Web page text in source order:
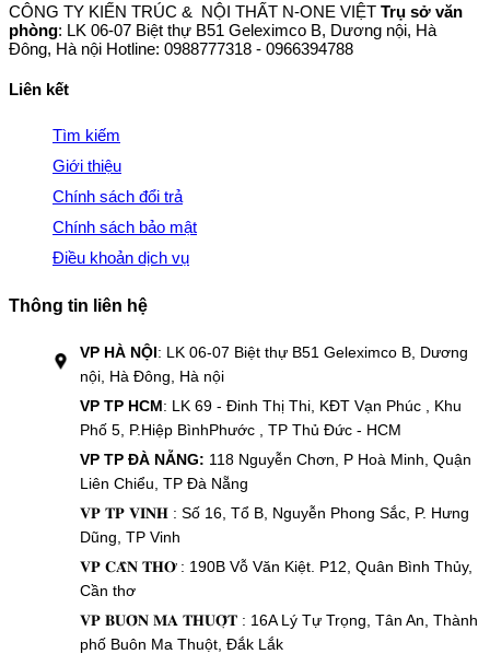
CÔNG TY KIẾN TRÚC & NỘI THẤT N-ONE VIỆT Trụ sở văn
phòng: LK 06-07 Biệt thự B51 Geleximco B, Dương nội, Hà
Đông, Hà nội Hotline: 0988777318 - 0966394788
Liên kết
Tìm kiếm
Giới thiệu
Chính sách đổi trả
Chính sách bảo mật
Điều khoản dịch vụ
Thông tin liên hệ
VP HÀ NỘI: LK 06-07 Biệt thự B51 Geleximco B, Dương
nội, Hà Đông, Hà nội
VP TP HCM: LK 69 - Đinh Thị Thi, KĐT Vạn Phúc , Khu
Phố 5, P.Hiệp BìnhPhước , TP Thủ Đức - HCM
VP TP ĐÀ NẴNG: 118 Nguyễn Chơn, P Hoà Minh, Quận
Liên Chiểu, TP Đà Nẵng
𝐕𝐏 𝐓𝐏 𝐕𝐈𝐍𝐇 : Số 16, Tổ B, Nguyễn Phong Sắc, P. Hưng
Dũng, TP Vinh
𝐕𝐏 𝐂𝐀̂̀𝐍 𝐓𝐇𝐎̛ : 190B Vỗ Văn Kiệt. P12, Quân Bình Thủy,
Cần thơ
𝐕𝐏 𝐁𝐔𝐎̂𝐍 𝐌𝐀 𝐓𝐇𝐔𝐎̣̂𝐓 : 16A Lý Tự Trọng, Tân An, Thành
phố Buôn Ma Thuột, Đắk Lắk